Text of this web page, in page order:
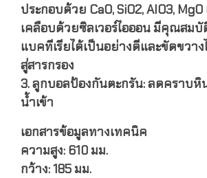
ประกอบด้วย CaO, SiO2, AIO3,
เคลือบด้วยซิลเวอร์ไอออน มีคุณสม
แบคทีเรียได้เป็นอย่างดีและขัดขวาง
สู่สารกรอง
3. ลูกบอลป้องกันตะกรัน: ลดคราบหิ
น้ำเข้า
เอกสารข้อมูลทางเทคนิค
ความสูง: 610 มม.
กว้าง: 185 มม.